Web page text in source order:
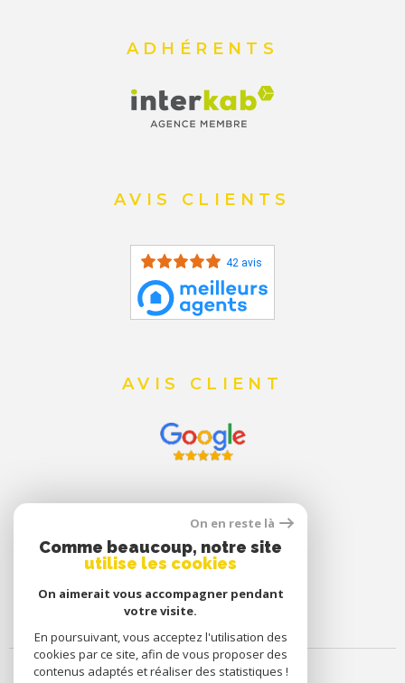
ADHÉRENTS
AVIS CLIENTS
42 avis
AVIS CLIENT
On en reste là
Comme beaucoup, notre site
utilise les cookies
On aimerait vous accompagner pendant
votre visite.
En poursuivant, vous acceptez l'utilisation des
cookies par ce site, afin de vous proposer des
contenus adaptés et réaliser des statistiques !